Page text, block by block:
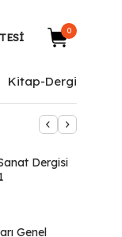
0
Kitap-Dergi
Dergisi
Genel